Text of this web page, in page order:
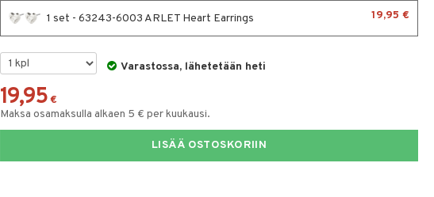
1 set - 63243-6003 ARLET Heart Earrings 19,95 €
Varastossa, lähetetään heti
19,95 €
Maksa osamaksulla alkaen 5 € per kuukausi.
LISÄÄ OSTOSKORIIN